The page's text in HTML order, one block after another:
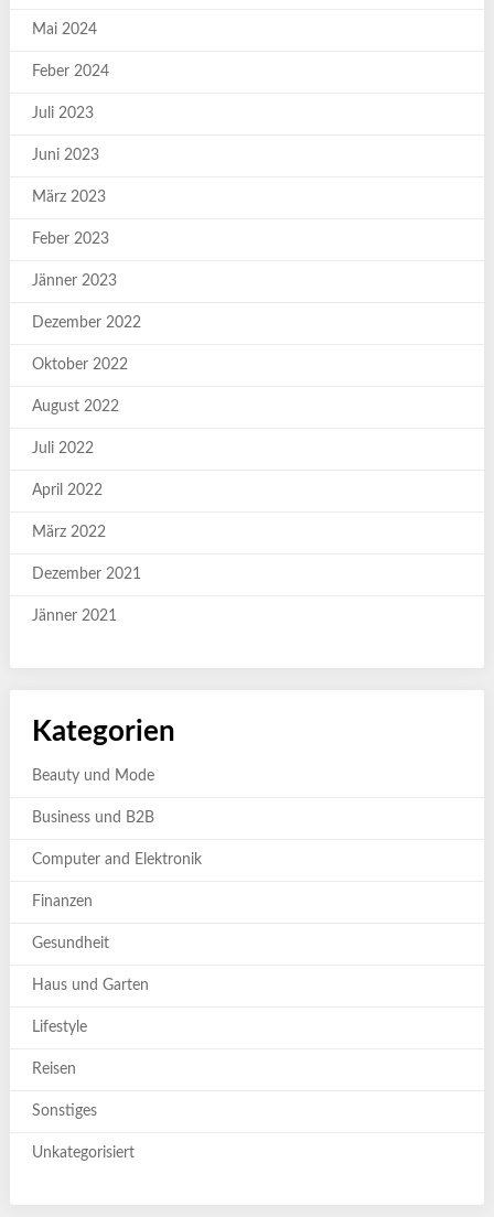
Mai 2024
Feber 2024
Juli 2023
Juni 2023
März 2023
Feber 2023
Jänner 2023
Dezember 2022
Oktober 2022
August 2022
Juli 2022
April 2022
März 2022
Dezember 2021
Jänner 2021
Kategorien
Beauty und Mode
Business und B2B
Computer and Elektronik
Finanzen
Gesundheit
Haus und Garten
Lifestyle
Reisen
Sonstiges
Unkategorisiert